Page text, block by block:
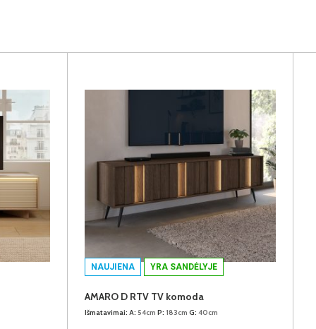
NAUJIENA YRA SANDĖLYJE
AMARO D RTV TV komoda
Išmatavimai: A: 54cm P: 183cm G: 40cm